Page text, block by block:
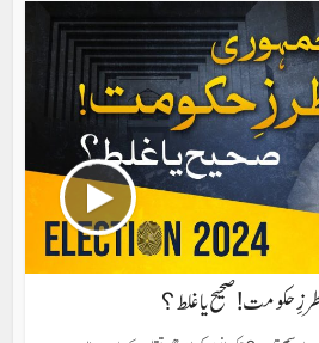
حکومت! صحیح یا غلط؟